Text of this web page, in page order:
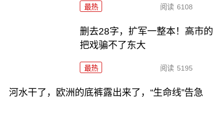
最热 阅读 6108
删去28字，扩军一整本！高市的
把戏骗不了东大
最热 阅读 5195
河水干了，欧洲的底裤露出来了，“生命线”告急